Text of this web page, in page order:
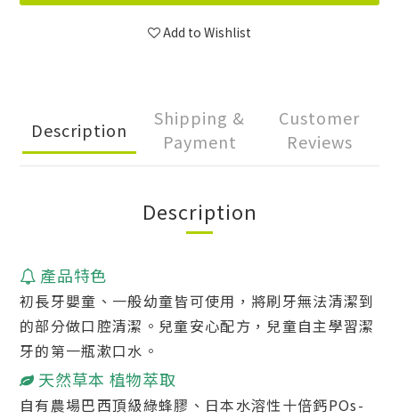
Add to Wishlist
Description
Shipping &
Payment
Customer
Reviews
Description
產品特色
初長牙嬰童、一般幼童皆可使用，將刷牙無法清潔到
的部分做口腔清潔。兒童安心配方，兒童自主學習潔
牙的第一瓶漱口水。
天然草本 植物萃取
自有農場巴西頂級綠蜂膠、日本水溶性十倍鈣POs-